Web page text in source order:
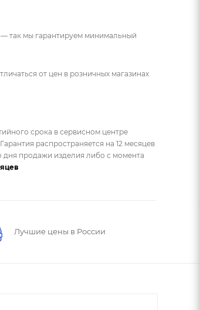
так мы гарантируем минимальный
от цен в розничных магазинах
срока в сервисном центре
распространяется на 12 месяцев
продажи изделия либо с момента
Лучшие цены в России